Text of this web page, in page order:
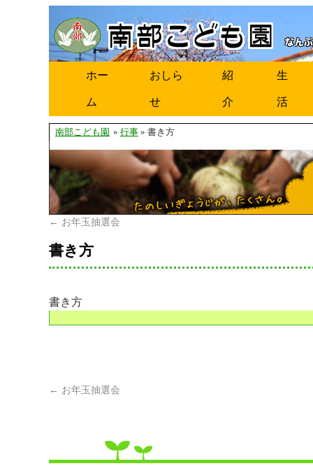
ホー
ム
おしら
せ
紹
介
生
活
南部こども園 » 行事 » 書き方
← お年玉抽選会
書き方
書き方
← お年玉抽選会